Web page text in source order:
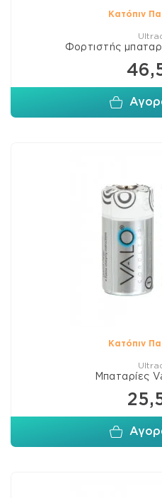
Κατόπιν
Φορτιστής
Κατόπιν
Μπαταρίες